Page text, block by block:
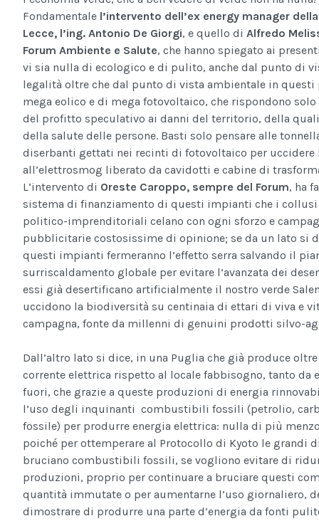
Fondamentale l’intervento dell’ex energy manager
Lecce, l’ing. Antonio De Giorgi, e quello di Alfredo
Forum Ambiente e Salute, che hanno spiegato ai
vi sia nulla di ecologico e di pulito, anche dal punto di
legalità oltre che dal punto di vista ambientale in
mega eolico e di mega fotovoltaico, che rispondono
del profitto speculativo ai danni del territorio, della
della salute delle persone. Basti solo pensare alle
diserbanti gettati nei recinti di fotovoltaico per uccidere
all’elettrosmog liberato da cavidotti e cabine di
L’intervento di Oreste Caroppo, sempre del Forum, ha
sistema di finanziamento di questi impianti che i
politico-imprenditoriali celano con ogni sforzo e
pubblicitarie costosissime di opinione; se da un lato si
questi impianti fermeranno l’effetto serra salvando il
surriscaldamento globale per evitare l’avanzata dei
essi già desertificano artificialmente il nostro verde
uccidono la biodiversità su centinaia di ettari di viva e
campagna, fonte da millenni di genuini prodotti silvo-
Dall’altro lato si dice, in una Puglia che già produce oltre
corrente elettrica rispetto al locale fabbisogno, tanto da
fuori, che grazie a queste produzioni di energia
l’uso degli inquinanti combustibili fossili (petrolio,
fossile) per produrre energia elettrica: nulla di più
poiché per ottemperare al Protocollo di Kyoto le grandi
bruciano combustibili fossili, se vogliono evitare di
produzioni, proprio per continuare a bruciare questi
quantità immutate o per aumentarne l’uso giornaliero,
dimostrare di produrre una parte d’energia da fonti